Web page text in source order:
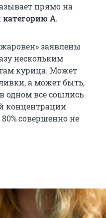
прямо на
категорию А.
заявлены
нескольким
курица. Может
а может быть,
одном все сошлись
концентрации
совершенно не